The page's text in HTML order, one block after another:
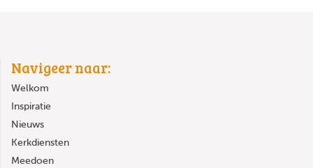
Navigeer naar:
Welkom
Inspiratie
Nieuws
Kerkdiensten
Meedoen